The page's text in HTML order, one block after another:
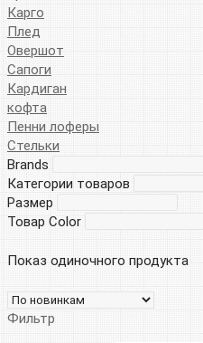
Карго
Плед
Овершот
Сапоги
Кардиган
кофта
Пенни лоферы
Стельки
Brands
Категории товаров
Размер
Товар Color
Показ одиночного продукта
Фильтр